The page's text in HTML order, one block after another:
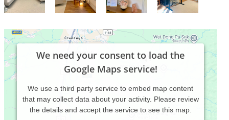
We need your consent to load the
Google Maps service!
We use a third party service to embed map content
that may collect data about your activity. Please review
the details and accept the service to see this map.